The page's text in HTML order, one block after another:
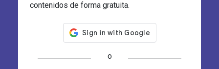
contenidos de forma gratuita.
o